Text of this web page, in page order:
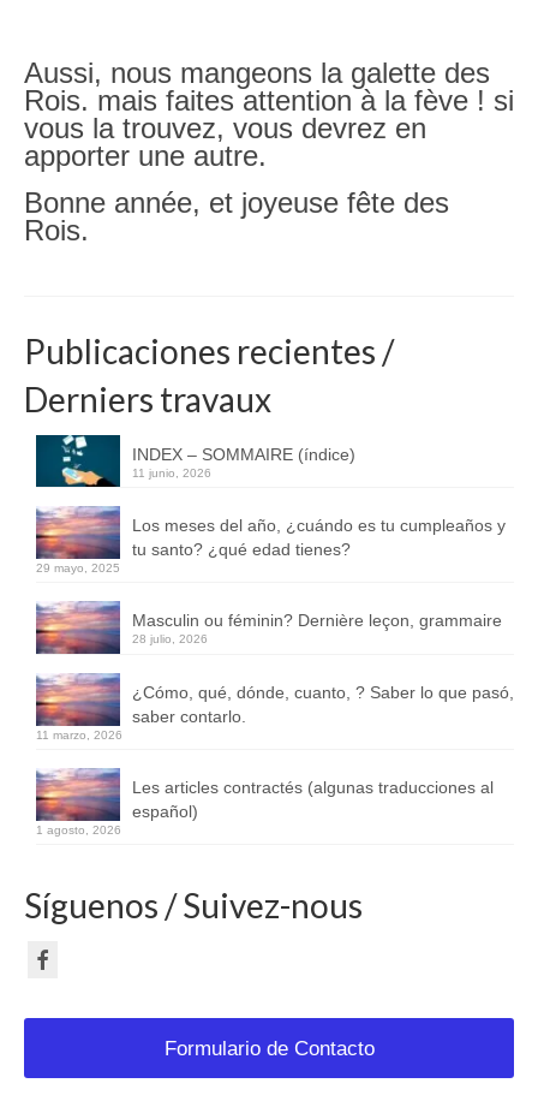
Aussi, nous mangeons la galette des
Rois. mais faites attention à la fève ! si
vous la trouvez, vous devrez en
apporter une autre.
Bonne année, et joyeuse fête des
Rois.
Publicaciones recientes /
Derniers travaux
INDEX – SOMMAIRE (índice)
11 junio, 2026
Los meses del año, ¿cuándo es tu cumpleaños y
tu santo? ¿qué edad tienes?
29 mayo, 2025
Masculin ou féminin? Dernière leçon, grammaire
28 julio, 2026
¿Cómo, qué, dónde, cuanto, ? Saber lo que pasó,
saber contarlo.
11 marzo, 2026
Les articles contractés (algunas traducciones al
español)
1 agosto, 2026
Síguenos / Suivez-nous
Formulario de Contacto